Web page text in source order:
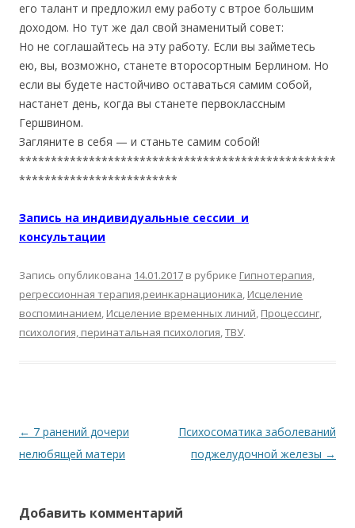
его талант и предложил ему работу с втрое большим
доходом. Но тут же дал свой знаменитый совет:
Но не соглашайтесь на эту работу. Если вы займетесь
ею, вы, возможно, станете второсортным Берлином. Но
если вы будете настойчиво оставаться самим собой,
настанет день, когда вы станете первоклассным
Гершвином.
Загляните в себя — и станьте самим собой!
**************************************************
*************************
Запись на индивидуальные сессии и
консультации
Запись опубликована 14.01.2017 в рубрике Гипнотерапия,
регрессионная терапия,реинкарнационика, Исцеление
воспоминанием, Исцеление временных линий, Процессинг,
психология, перинатальная психология,ТВУ.
Навигация по записям
← 7 ранений дочери
нелюбящей матери
Психосоматика заболеваний
поджелудочной железы →
Добавить комментарий